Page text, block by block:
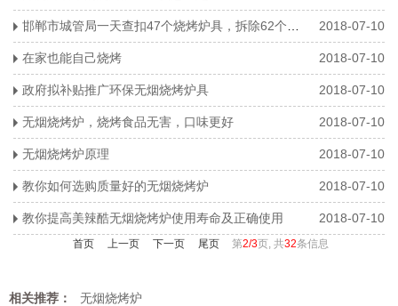
邯郸市城管局一天查扣47个烧烤炉具，拆除62个广告牌！ 2018-07-10
在家也能自己烧烤 2018-07-10
政府拟补贴推广环保无烟烧烤炉具 2018-07-10
无烟烧烤炉，烧烤食品无害，口味更好 2018-07-10
无烟烧烤炉原理 2018-07-10
教你如何选购质量好的无烟烧烤炉 2018-07-10
教你提高美辣酷无烟烧烤炉使用寿命及正确使用 2018-07-10
首页 上一页 下一页 尾页 第2/3页, 共32条信息
相关推荐： 无烟烧烤炉